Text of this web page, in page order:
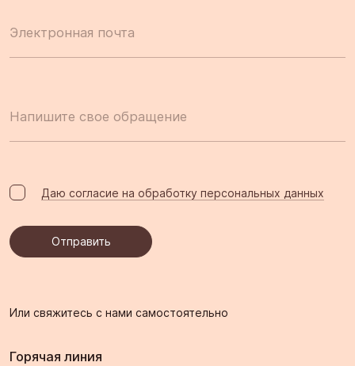
Электронная почта
Напишите свое обращение
Даю согласие на обработку персональных данных
Отправить
Или свяжитесь с нами самостоятельно
Горячая линия